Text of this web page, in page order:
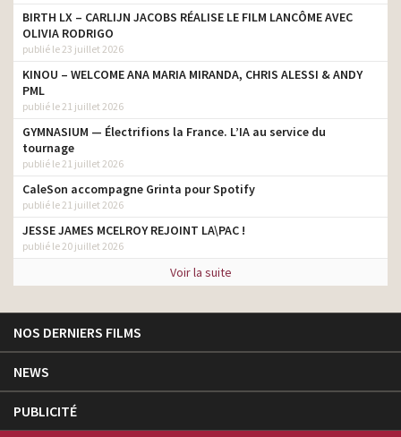
BIRTH LX – CARLIJN JACOBS RÉALISE LE FILM LANCÔME AVEC
OLIVIA RODRIGO
publié le 23 juillet 2026
KINOU – WELCOME ANA MARIA MIRANDA, CHRIS ALESSI & ANDY
PML
publié le 21 juillet 2026
GYMNASIUM — Électrifions la France. L’IA au service du
tournage
publié le 21 juillet 2026
CaleSon accompagne Grinta pour Spotify
publié le 21 juillet 2026
JESSE JAMES MCELROY REJOINT LA\PAC !
publié le 20 juillet 2026
Voir la suite
NOS DERNIERS FILMS
NEWS
PUBLICITÉ